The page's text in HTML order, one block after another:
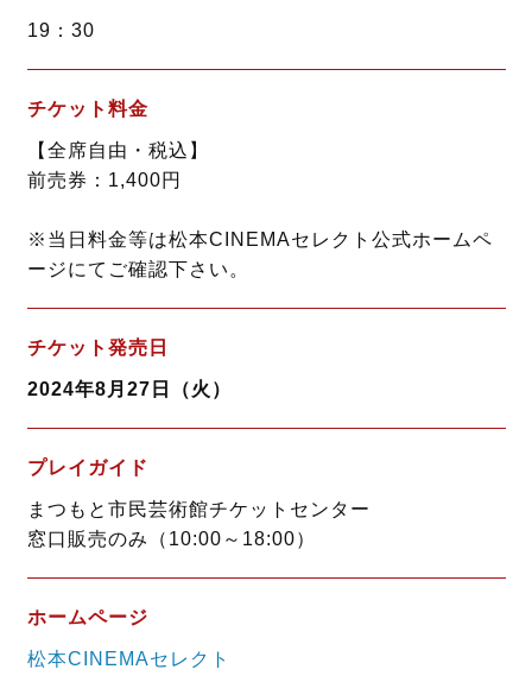
19：30
チケット料金
【全席自由・税込】
前売券：1,400円
※当日料金等は松本CINEMAセレクト公式ホームペ
ージにてご確認下さい。
チケット発売日
2024年8月27日（火）
プレイガイド
まつもと市民芸術館チケットセンター
窓口販売のみ（10:00～18:00）
ホームページ
松本CINEMAセレクト